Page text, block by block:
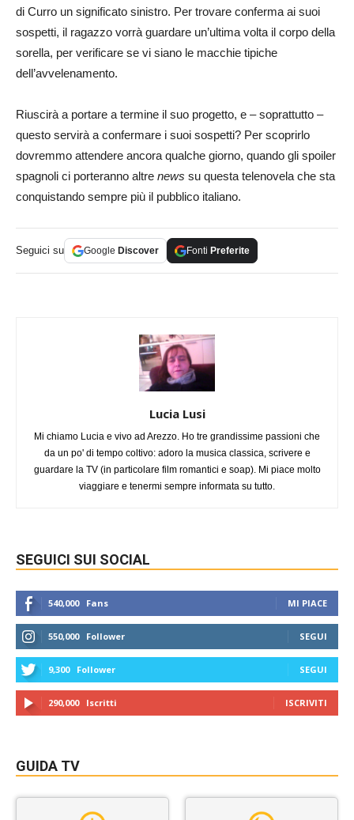
di Curro un significato sinistro. Per trovare conferma ai suoi
sospetti, il ragazzo vorrà guardare un’ultima volta il corpo della
sorella, per verificare se vi siano le macchie tipiche
dell’avvelenamento.
Riuscirà a portare a termine il suo progetto, e – soprattutto –
questo servirà a confermare i suoi sospetti? Per scoprirlo
dovremmo attendere ancora qualche giorno, quando gli spoiler
spagnoli ci porteranno altre news su questa telenovela che sta
conquistando sempre più il pubblico italiano.
Seguici su Google Discover Fonti Preferite
Lucia Lusi
Mi chiamo Lucia e vivo ad Arezzo. Ho tre grandissime passioni che
da un po' di tempo coltivo: adoro la musica classica, scrivere e
guardare la TV (in particolare film romantici e soap). Mi piace molto
viaggiare e tenermi sempre informata su tutto.
SEGUICI SUI SOCIAL
540,000 Fans MI PIACE
550,000 Follower SEGUI
9,300 Follower SEGUI
290,000 Iscritti ISCRIVITI
GUIDA TV